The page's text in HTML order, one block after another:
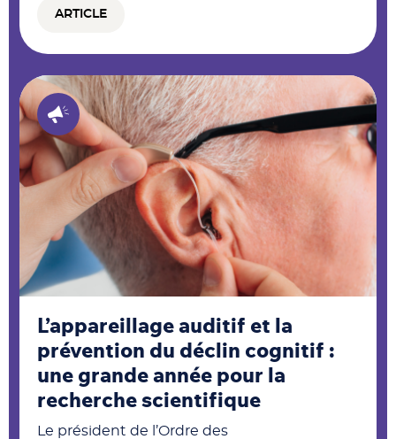
ARTICLE
L’appareillage auditif et la
prévention du déclin cognitif :
une grande année pour la
recherche scientifique
Le président de l’Ordre des